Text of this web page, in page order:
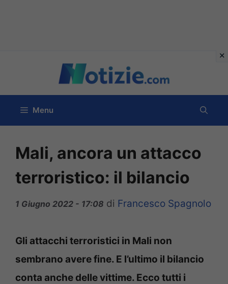
contenuto
Menu
Mali, ancora un attacco
terroristico: il bilancio
1 Giugno 2022 - 17:08 di Francesco Spagnolo
Gli attacchi terroristici in Mali non
sembrano avere fine. E l’ultimo il bilancio
conta anche delle vittime. Ecco tutti i